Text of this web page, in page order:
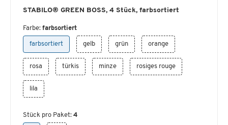
STABILO® GREEN BOSS, 4 Stück, farbsortiert
Farbe: farbsortiert
farbsortiert gelb grün orange
rosa türkis minze rosiges rouge
lila
Stück pro Paket: 4